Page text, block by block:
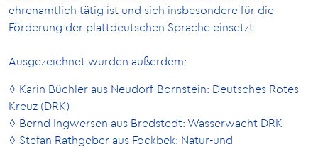
ehrenamtlich tätig ist und sich insbesondere für die
Förderung der plattdeutschen Sprache einsetzt.
Ausgezeichnet wurden außerdem:
Karin Büchler aus Neudorf-Bornstein: Deutsches Rotes
Kreuz (DRK)
Bernd Ingwersen aus Bredstedt: Wasserwacht DRK
Stefan Rathgeber aus Fockbek: Natur-und